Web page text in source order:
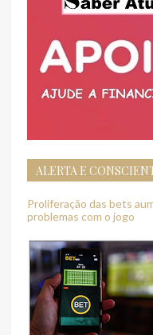
ALERTA E
Proliferação das bets
problemas com o jogo